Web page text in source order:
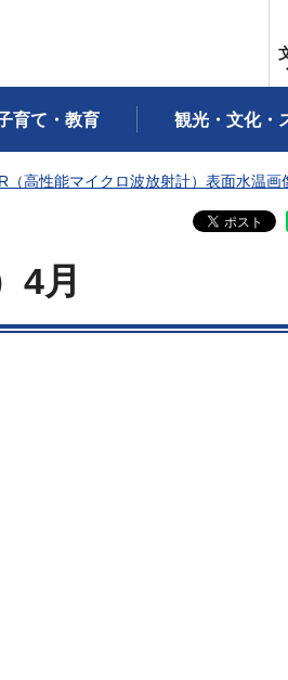
育て・教育 観光・文化・
（高性能マイクロ波放射計）表面水温画
4月